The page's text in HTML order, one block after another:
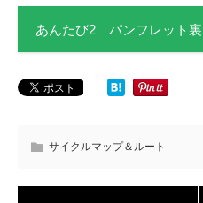
あんたび2 パンフレット裏
サイクルマップ＆ルート